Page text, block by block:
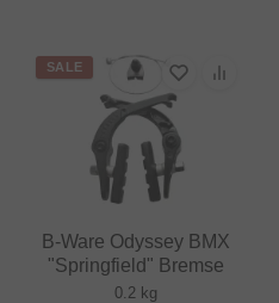
SALE
B-Ware Odyssey BMX
"Springfield" Bremse
0.2 kg